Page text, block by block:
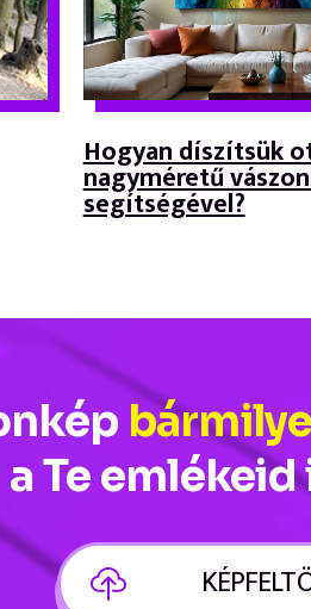
Hogyan díszítsük
nagyméretű
segítségével?
a Te